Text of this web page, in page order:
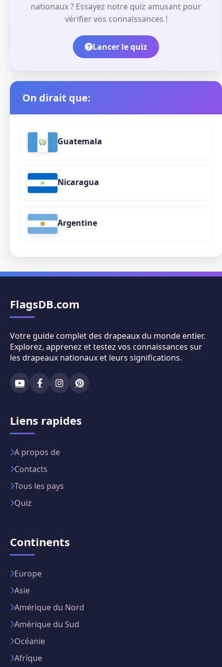
nationaux ? Essayez notre quiz amusant pour
vérifier vos connaissances !
Lancer le quiz
On dirait que:
Guatemala
Nicaragua
Argentine
FlagsDB.com
Votre guide complet des drapeaux du monde entier.
Explorez, apprenez et testez vos connaissances sur
les drapeaux nationaux et leurs significations.
Liens rapides
A propos de
Contacts
Tous les pays
Quiz
Continents
Europe
Asie
Amérique du Nord
Amérique du Sud
Océanie
Afrique